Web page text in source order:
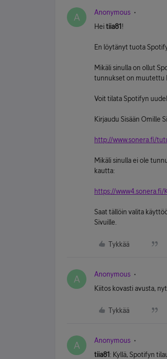
A Anonymous
Heitiia81 !
En löytänyt tuota
Mikäli sinulla on ollut
tunnukset on muutettu
Voit tilata Spotifyn
Kirjaudu Sisään Omille
http://www.sonera.fi/
Mikäli sinulla ei ole
kautta:
https://www4.sonera.fi/
Saat tällöin valita
Sivuille.
Tykkää
A Anonymous
Kiitos kovasti avusta,
Tykkää
A Anonymous
tiia81 : Kyllä, Spotifyn